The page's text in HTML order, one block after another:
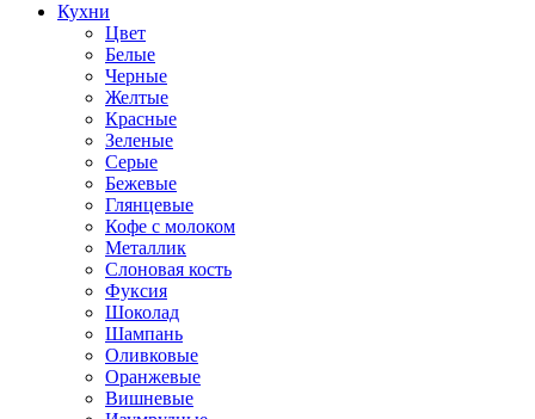
Кухни
Цвет
Белые
Черные
Желтые
Красные
Зеленые
Серые
Бежевые
Глянцевые
Кофе с молоком
Металлик
Слоновая кость
Фуксия
Шоколад
Шампань
Оливковые
Оранжевые
Вишневые